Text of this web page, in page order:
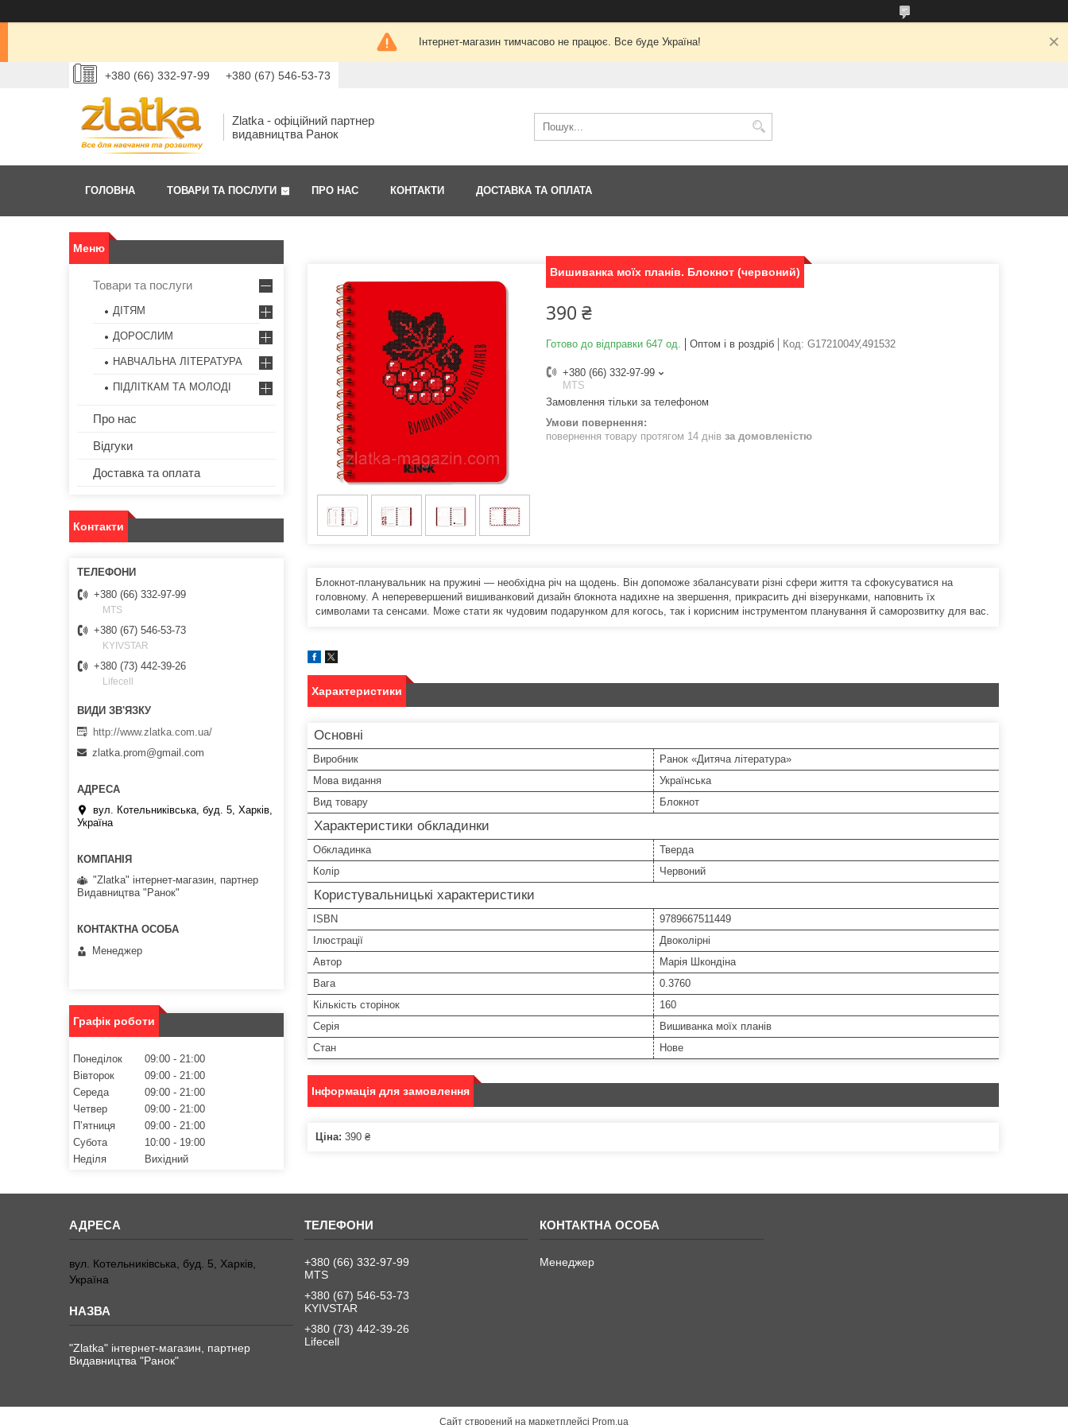
Інтернет-магазин тимчасово не працює. Все буде Україна!
+380 (66) 332-97-99 +380 (67) 546-53-73
Zlatka - офіційний партнер
видавництва Ранок
ГОЛОВНА ТОВАРИ ТА ПОСЛУГИ ПРО НАС КОНТАКТИ ДОСТАВКА ТА ОПЛАТА
Вишиванка моїх планів. Блокнот (червоний)
390 ₴
Готово до відправки 647 од. Оптом і в роздріб Код: G1721004У,491532
+380 (66) 332-97-99
MTS
Замовлення тільки за телефоном
повернення товару протягом 14 днів за домовленістю
Блокнот-планувальник на пружині — необхідна річ на щодень. Він допоможе збалансувати різні сфери життя та сфокусуватися на
головному. А неперевершений вишиванковий дизайн блокнота надихне на звершення, прикрасить дні візерунками, наповнить їх
символами та сенсами. Може стати як чудовим подарунком для когось, так і корисним інструментом планування й саморозвитку для вас.
Характеристики
Основні
Виробник
Ранок «Дитяча література»
Мова видання
Українська
Вид товару
Блокнот
Характеристики обкладинки
Обкладинка
Тверда
Колір
Червоний
Користувальницькі характеристики
ISBN
9789667511449
Ілюстрації
Двоколірні
Автор
Марія Шкондіна
Вага
0.3760
Кількість сторінок
160
Серія
Вишиванка моїх планів
Стан
Нове
Інформація для замовлення
Ціна: 390 ₴
Товари та послуги
ДІТЯМ
ДОРОСЛИМ
НАВЧАЛЬНА ЛІТЕРАТУРА
ПІДЛІТКАМ ТА МОЛОДІ
Про нас
Відгуки
Доставка та оплата
Контакти
+380 (66) 332-97-99
MTS
+380 (67) 546-53-73
KYIVSTAR
+380 (73) 442-39-26
Lifecell
http://www.zlatka.com.ua/
zlatka.prom@gmail.com
вул. Котельниківська, буд. 5, Харків,
Україна
"Zlatka" інтернет-магазин, партнер
Видавництва "Ранок"
Менеджер
Графік роботи
Понеділок 09:00
21:00
Вівторок
09:00
21:00
Середа
09:00
21:00
Четвер
09:00
21:00
Пʼятниця
09:00
21:00
Субота
10:00
19:00
Неділя
Вихідний
вул. Котельниківська, буд. 5, Харків,
Україна
"Zlatka" інтернет-магазин, партнер
Видавництва "Ранок"
+380 (66) 332-97-99
MTS
+380 (67) 546-53-73
KYIVSTAR
+380 (73) 442-39-26
Lifecell
Менеджер
Сайт створений на маркетплейсі Prom.ua